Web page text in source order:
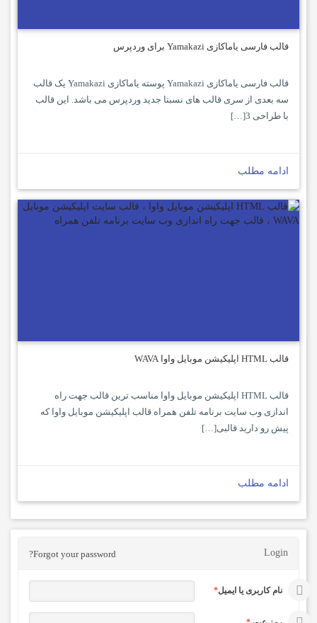
قالب فارسی یاماکازی Yamakazi برای وردپرس
قالب فارسی یاماکازی Yamakazi پوسته یاماکازی Yamakazi یک قالب
سه بعدی از سری قالب های نسبتا جدید وردپرس می باشد. این قالب
با طراحی 3[…]
ادامه مطلب
قالب HTML اپلیکیشن موبایل واوا WAVA
قالب HTML اپلیکیشن موبایل واوا مناسب ترین قالب جهت راه
اندازی وب سایت برنامه تلفن همراه قالب اپلیکیشن موبایل واوا که
پیش رو دارید قالبی[…]
ادامه مطلب
Login
Forgot your password?
نام کاربری یا ایمیل*